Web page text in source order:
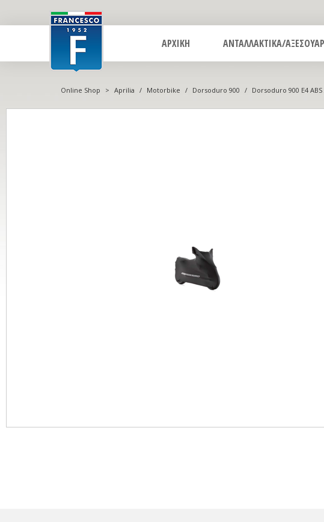
ΑΡΧΙΚΗ ΑΝΤΑΛΛΑΚΤΙΚΑ/ΑΞΕΣΟΥΑΡ
Online Shop > Aprilia / Motorbike / Dorsoduro 900 / Dorsoduro 900 E4 ABS